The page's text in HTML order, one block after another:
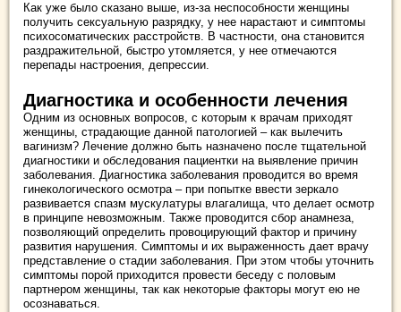
Как уже было сказано выше, из-за неспособности женщины
получить сексуальную разрядку, у нее нарастают и симптомы
психосоматических расстройств. В частности, она становится
раздражительной, быстро утомляется, у нее отмечаются
перепады настроения, депрессии.
Диагностика и особенности лечения
Одним из основных вопросов, с которым к врачам приходят
женщины, страдающие данной патологией – как вылечить
вагинизм? Лечение должно быть назначено после тщательной
диагностики и обследования пациентки на выявление причин
заболевания. Диагностика заболевания проводится во время
гинекологического осмотра – при попытке ввести зеркало
развивается спазм мускулатуры влагалища, что делает осмотр
в принципе невозможным. Также проводится сбор анамнеза,
позволяющий определить провоцирующий фактор и причину
развития нарушения. Симптомы и их выраженность дает врачу
представление о стадии заболевания. При этом чтобы уточнить
симптомы порой приходится провести беседу с половым
партнером женщины, так как некоторые факторы могут ею не
осознаваться.